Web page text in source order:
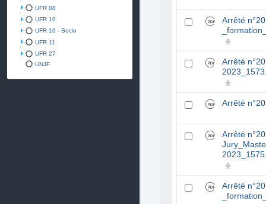
UFR 08
UFR 10
UFR 10 - Socio
UFR 11
UFR 27
UNJF
Arrêté
Arrêté
Arrêté
Arrêté
Arrêté